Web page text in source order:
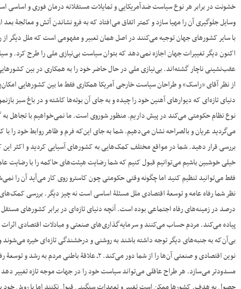
خشونت در برابر هر نوع سیاست ضدآمریکایی و تمایلات مستقلانه درمان فوری و اساسی
وسایل جلوگیری آن را مهیا سازد و کمتر اتفاق می‌افتاد که به فرو نشاندن آتش و معالجۀ
با سایر کشورهای جهان توجیه می‌کنند در اصل همان تعبیر و مفهومی است که ملل دیگر از
اکنون دیگر تغییرات جهان اجازه نمی‌دهد که بتوان سیاست بی‌نیازی ملی را طرح کرد.
عقب‌نشینی ناچار گشته‌اند. بی‌نیازی ملی در حال حاضر خود را به همکاری در بین
از نظر آقای «راسک» و طراحان سیاست خارجی آمریکا همکاری فقط ما بین کشورهایی
دنیای تازه‌ای که دیوارهای آهنین خود را چیده و به جای آن بوته‌ها کاشته و در باغ سبز
نوع نظام حکومتی می‌کند در پیش داریم. منظور شوروی است. ما نمی‌خواهیم با تجاهل به
می‌گردید عریان و بالصراحه نشان می‌دهیم. شما به جای این‌که فرم و ظاهر روابط خود را
بررسی قرار دهید. شما در مواقع مختلف کمک‌هایی به کشورهای آسیایی کردید و اکثر
خیلی خوشبین باشیم می‌توانیم قبول کنیم که شما رضایت هیئت‌های حاکمه را با رضایت
فقط می‌توانید تنظیم کنید اما چگونه وقتی حکومتی چون کاسترو روی کار می‌آید آن را
پیاده می‌کند. مردم حساب می‌کنند و سرمایه‌گذاری‌های صنعتی و مبادلات اقتصادی
نوین اقتصادی و صنعتی آن‌ها را از شما دور می‌کند.
مسدودتر می‌سازد. هر طراح عاقلی می‌تواند سیاست خود را در جهات موجه تازه تغییر